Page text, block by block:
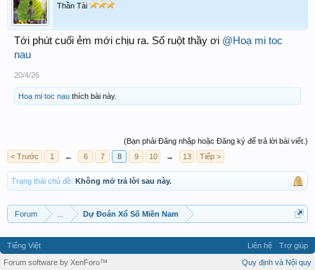
Thần Tài
Tới phút cuối ẻm mới chịu ra. Số ruột thầy ơi @Hoạ mi toc
nau
20/4/26
Hoạ mi toc nau thích bài này.
(Bạn phải Đăng nhập hoặc Đăng ký để trả lời bài viết.)
< Trước
1 ← 6 7 8 9 10 → 13 Tiếp >
Trạng thái chủ đề: Không mở trả lời sau này.
Forum Dự Đoán Xổ Số Miền Nam
Tiếng Việt Liên hệ
Trợ giúp
Quy định và Nội quy
Forum software by XenForo™